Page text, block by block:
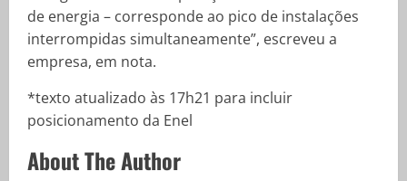
de energia – corresponde ao pico de instalações
interrompidas simultaneamente”, escreveu a
empresa, em nota.
*texto atualizado às 17h21 para incluir
posicionamento da Enel
About The Author